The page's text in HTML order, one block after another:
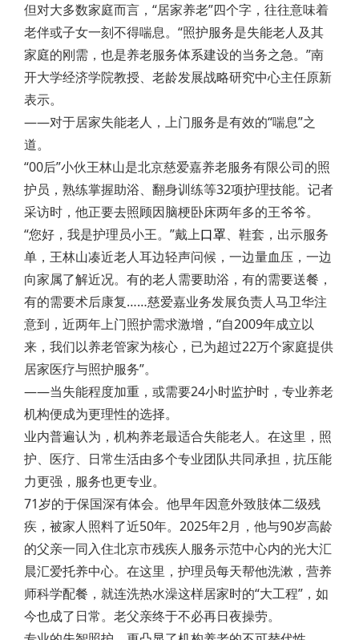
但对大多数家庭而言，“居家养老”四个字，往往意味着
老伴或子女一刻不得喘息。“照护服务是失能老人及其
家庭的刚需，也是养老服务体系建设的当务之急。”南
开大学经济学院教授、老龄发展战略研究中心主任原新
表示。
——对于居家失能老人，上门服务是有效的“喘息”之
道。
“00后”小伙王林山是北京慈爱嘉养老服务有限公司的照
护员，熟练掌握助浴、翻身训练等32项护理技能。记者
采访时，他正要去照顾因脑梗卧床两年多的王爷爷。
“您好，我是护理员小王。”戴上口罩、鞋套，出示服务
单，王林山凑近老人耳边轻声问候，一边量血压，一边
向家属了解近况。有的老人需要助浴，有的需要送餐，
有的需要术后康复……慈爱嘉业务发展负责人马卫华注
意到，近两年上门照护需求激增，“自2009年成立以
来，我们以养老管家为核心，已为超过22万个家庭提供
居家医疗与照护服务”。
——当失能程度加重，或需要24小时监护时，专业养老
机构便成为更理性的选择。
业内普遍认为，机构养老最适合失能老人。在这里，照
护、医疗、日常生活由多个专业团队共同承担，抗压能
力更强，服务也更专业。
71岁的于保国深有体会。他早年因意外致肢体二级残
疾，被家人照料了近50年。2025年2月，他与90岁高龄
的父亲一同入住北京市残疾人服务示范中心内的光大汇
晨汇爱托养中心。在这里，护理员每天帮他洗漱，营养
师科学配餐，就连洗热水澡这样居家时的“大工程”，如
今也成了日常。老父亲终于不必再日夜操劳。